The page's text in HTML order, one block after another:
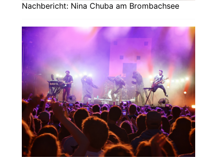
Nachbericht: Nina Chuba am Brombachsee